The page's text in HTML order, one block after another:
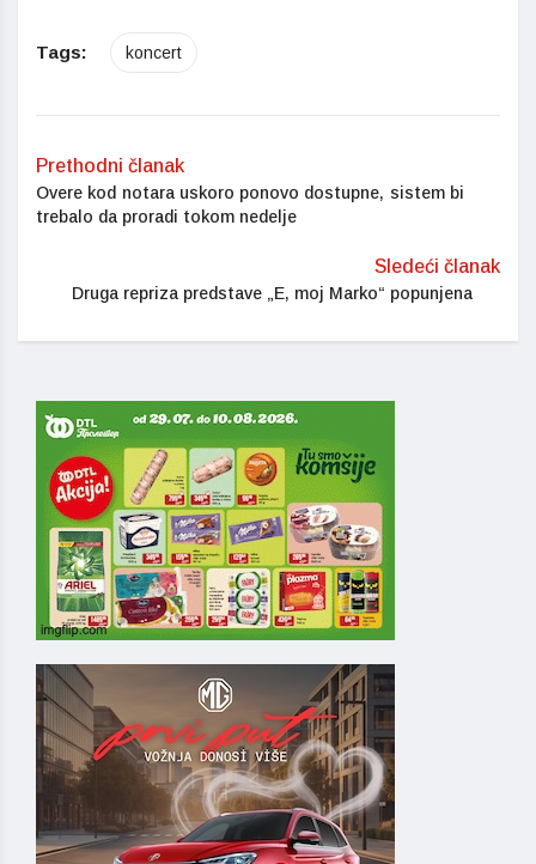
Tags: koncert
Prethodni članak
Overe kod notara uskoro ponovo dostupne, sistem bi
trebalo da proradi tokom nedelje
Sledeći članak
Druga repriza predstave „E, moj Marko“ popunjena